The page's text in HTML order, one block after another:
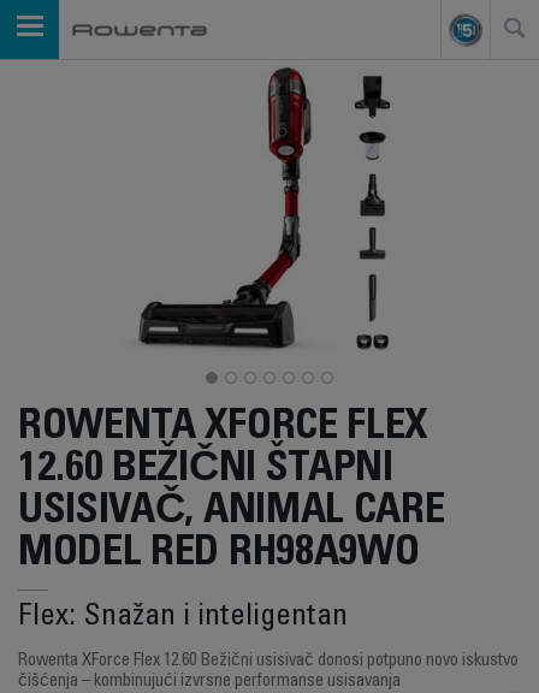
ROWENTA XFORCE FLEX
12.60 BEŽIČNI ŠTAPNI
USISIVAČ, ANIMAL CARE
MODEL RED RH98A9WO
Flex: Snažan i inteligentan
Rowenta XForce Flex 12.60 Bežični usisivač donosi potpuno novo iskustvo
čišćenja – kombinujući izvrsne performanse usisavanja